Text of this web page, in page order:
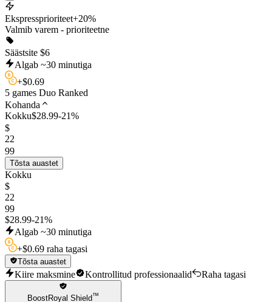
Ekspressprioriteet+20%
Valmib varem - prioriteetne
Säästsite $6
Algab ~30 minutiga
+$0.69
5 games Duo Ranked
Kohanda
Kokku$28.99-21%
$
22
99
Tõsta auastet
Kokku
$
22
99
$28.99-21%
Algab ~30 minutiga
+$0.69 raha tagasi
Tõsta auastet
Kiire maksmine Kontrollitud professionaalid Raha tagasi
BoostRoyal Shield™